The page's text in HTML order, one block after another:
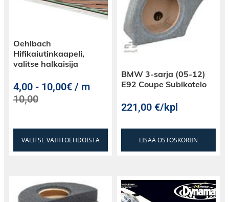
vaan jälkiasennussoitin asennetaan auton
alkuperäisen soittimen kiinnitysraudoilla.
Oehlbach
Hifikaiutinkaapeli,
valitse halkaisija
4,00 - 10,00€ / m
10,00
VALITSE VAIHTOEHDOISTA
BMW 3-sarja (05-12)
E92 Coupe Subikotelo
221,00€/kpl
LISÄÄ OSTOSKORIIN